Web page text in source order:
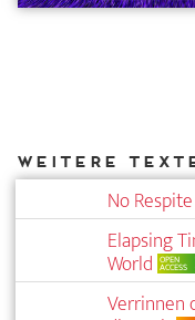
No Respite
Elapsing
World OPEN
ACCESS
Verrinnen